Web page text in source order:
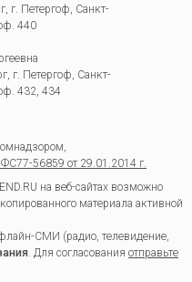
г. Петергоф, Санкт-
440
г. Петергоф Санкт-
432, 434
56859 от 29.01.2014 г.
на веб-сайтах возможно
материала активной
СМИ (радио, телевидение,
. Для согласования отправьте